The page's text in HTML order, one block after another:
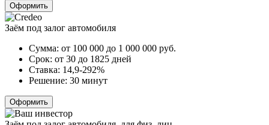
Оформить
Заём под залог автомобиля
Сумма: от 100 000 до 1 000 000 руб.
Срок: от 30 до 1825 дней
Ставка: 14,9-292%
Решение: 30 минут
Оформить